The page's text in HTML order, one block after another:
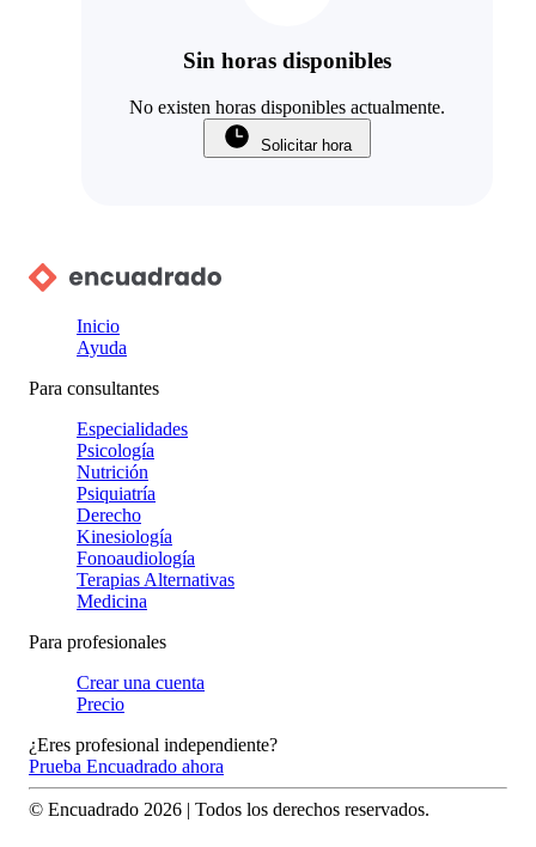
Sin horas disponibles
No existen horas disponibles actualmente.
Solicitar hora
Inicio
Ayuda
Para consultantes
Especialidades
Psicología
Nutrición
Psiquiatría
Derecho
Kinesiología
Fonoaudiología
Terapias Alternativas
Medicina
Para profesionales
Crear una cuenta
Precio
¿Eres profesional independiente?
Prueba Encuadrado ahora
© Encuadrado 2026 | Todos los derechos reservados.